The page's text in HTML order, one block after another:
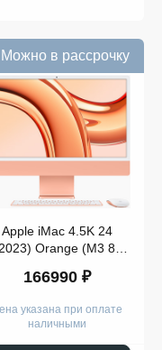
Можно в рассрочку
Apple iMac 4.5K 24
Orange (M3 8-
8GB, 256Gb)
166990 ₽
указана при оплате
наличными